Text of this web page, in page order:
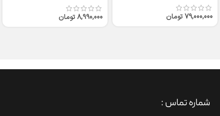
79,000,000تومان
8,990,000تومان
شماره تماس :